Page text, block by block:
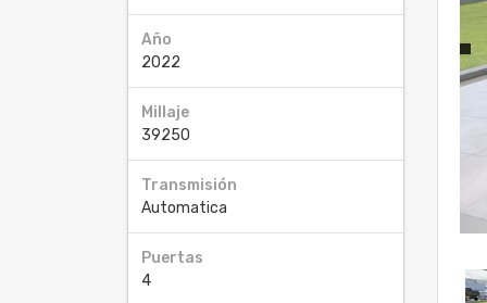
Año
2022
Millaje
39250
Transmisión
Automatica
Puertas
4